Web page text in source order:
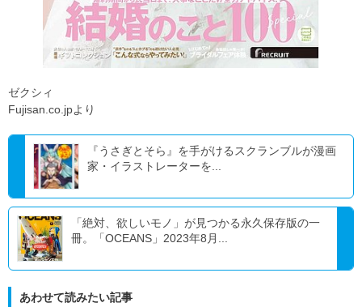
ゼクシィ
Fujisan.co.jpより
『うさぎとそら』を手がけるスクランブルが漫画
家・イラストレーターを...
「絶対、欲しいモノ」が見つかる永久保存版の一
冊。「OCEANS」2023年8月...
あわせて読みたい記事